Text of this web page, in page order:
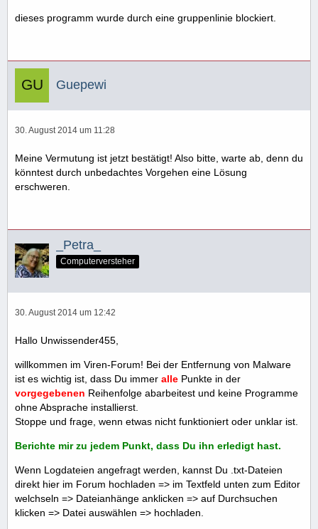
dieses programm wurde durch eine gruppenlinie blockiert.
Guepewi
30. August 2014 um 11:28
Meine Vermutung ist jetzt bestätigt! Also bitte, warte ab, denn du
könntest durch unbedachtes Vorgehen eine Lösung
erschweren.
_Petra_
Computerversteher
30. August 2014 um 12:42
Hallo Unwissender455,
willkommen im Viren-Forum! Bei der Entfernung von Malware
ist es wichtig ist, dass Du immer alle Punkte in der
vorgegebenen Reihenfolge abarbeitest und keine Programme
ohne Absprache installierst.
Stoppe und frage, wenn etwas nicht funktioniert oder unklar ist.
Berichte mir zu jedem Punkt, dass Du ihn erledigt hast.
Wenn Logdateien angefragt werden, kannst Du .txt-Dateien
direkt hier im Forum hochladen => im Textfeld unten zum Editor
welchseln => Dateianhänge anklicken => auf Durchsuchen
klicken => Datei auswählen => hochladen.